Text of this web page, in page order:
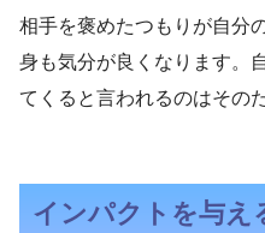
相手を褒めたつもりが自分
身も気分が良くなります。
てくると言われるのはその
インパクトを与え